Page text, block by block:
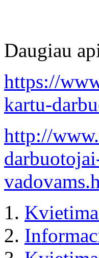
Daugiau
https://
kartu-
http://